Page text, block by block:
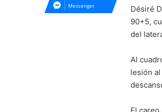
Désiré
90+5,
del
Al
lesión
Messenger